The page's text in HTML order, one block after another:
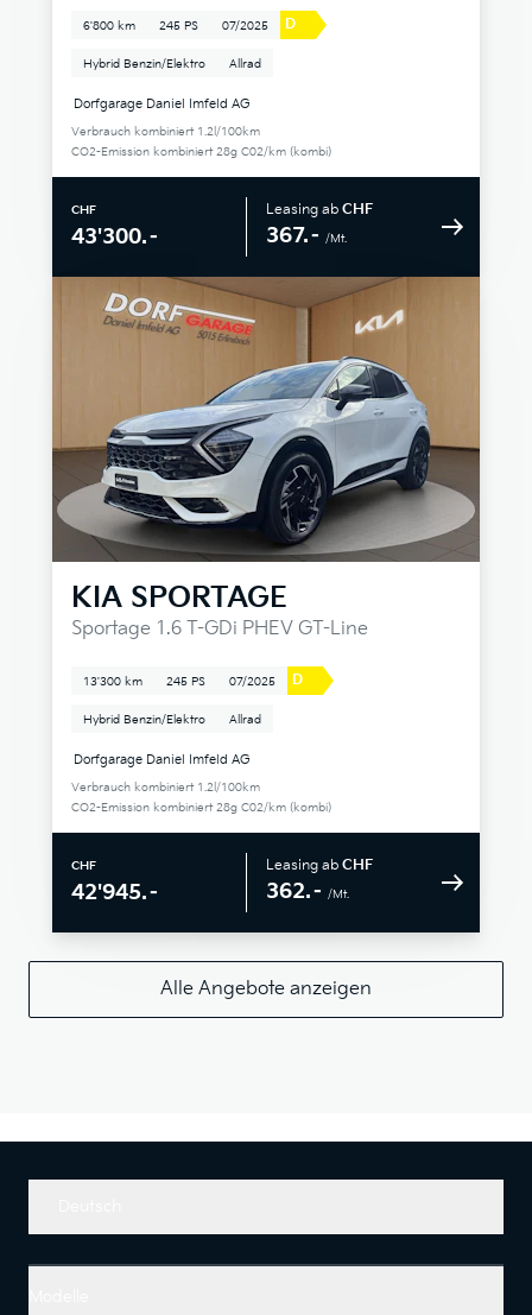
6'800 km 245 PS 07/2025 D
Hybrid Benzin/Elektro Allrad
Dorfgarage Daniel Imfeld AG
Verbrauch kombiniert 1.2l/100km
CO2-Emission kombiniert 28g C02/km (kombi)
CHF
43'300.–
Leasing ab CHF
367.– /Mt.
KIA SPORTAGE
Sportage 1.6 T-GDi PHEV GT-Line
13'300 km 245 PS 07/2025 D
Hybrid Benzin/Elektro Allrad
Dorfgarage Daniel Imfeld AG
Verbrauch kombiniert 1.2l/100km
CO2-Emission kombiniert 28g C02/km (kombi)
CHF
42'945.–
Leasing ab CHF
362.– /Mt.
Alle Angebote anzeigen